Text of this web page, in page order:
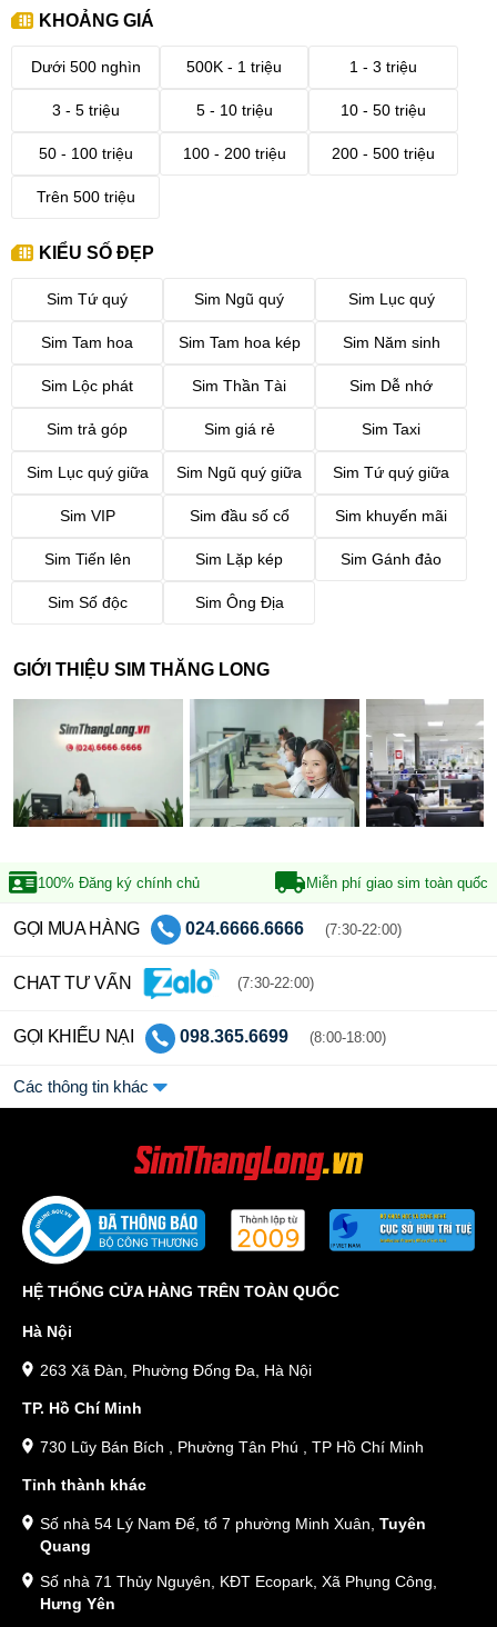
KHOẢNG GIÁ
Dưới 500 nghìn 500K - 1 triệu 1 - 3 triệu
3 - 5 triệu 5 - 10 triệu 10 - 50 triệu
50 - 100 triệu 100 - 200 triệu 200 - 500 triệu
Trên 500 triệu
KIỂU SỐ ĐẸP
Sim Tứ quý Sim Ngũ quý Sim Lục quý
Sim Tam hoa Sim Tam hoa kép Sim Năm sinh
Sim Lộc phát Sim Thần Tài Sim Dễ nhớ
Sim trả góp Sim giá rẻ Sim Taxi
Sim Lục quý giữa Sim Ngũ quý giữa Sim Tứ quý giữa
Sim VIP Sim đầu số cổ Sim khuyến mãi
Sim Tiến lên Sim Lặp kép Sim Gánh đảo
Sim Số độc Sim Ông Địa
GIỚI THIỆU SIM THĂNG LONG
100% Đăng ký chính chủ Miễn phí giao sim toàn quốc
GỌI MUA HÀNG 024.6666.6666 (7:30-22:00)
CHAT TƯ VẤN (7:30-22:00)
GỌI KHIẾU NẠI 098.365.6699 (8:00-18:00)
Các thông tin khác
HỆ THỐNG CỬA HÀNG TRÊN TOÀN QUỐC
Hà Nội
263 Xã Đàn, Phường Đống Đa, Hà Nội
TP. Hồ Chí Minh
730 Lũy Bán Bích , Phường Tân Phú , TP Hồ Chí Minh
Tỉnh thành khác
Số nhà 54 Lý Nam Đế, tổ 7 phường Minh Xuân, Tuyên
Quang
Số nhà 71 Thủy Nguyên, KĐT Ecopark, Xã Phụng Công,
Hưng Yên